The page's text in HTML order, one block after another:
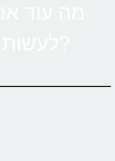
מה עוד